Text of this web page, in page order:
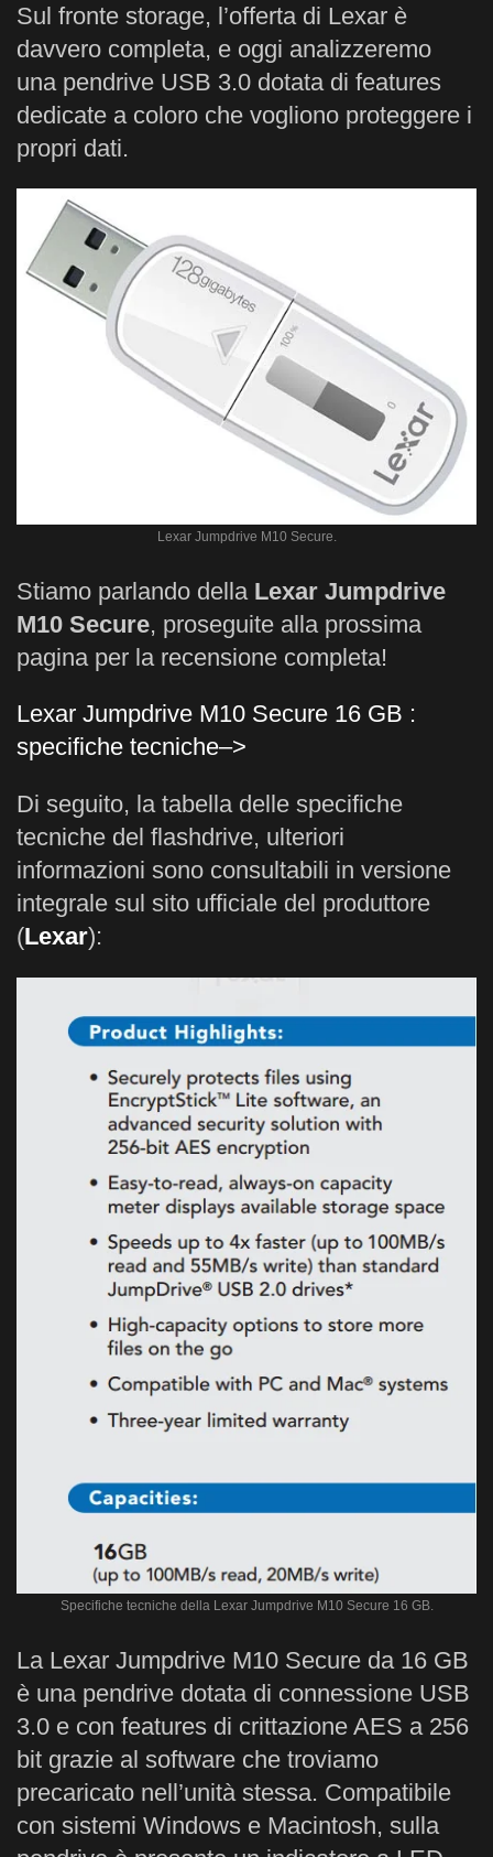
Sul fronte storage, l’offerta di Lexar è
davvero completa, e oggi analizzeremo
una pendrive USB 3.0 dotata di features
dedicate a coloro che vogliono proteggere i
propri dati.
Lexar Jumpdrive M10 Secure.
Stiamo parlando della Lexar Jumpdrive
M10 Secure, proseguite alla prossima
pagina per la recensione completa!
Lexar Jumpdrive M10 Secure 16 GB :
specifiche tecniche–>
Di seguito, la tabella delle specifiche
tecniche del flashdrive, ulteriori
informazioni sono consultabili in versione
integrale sul sito ufficiale del produttore
(Lexar):
Specifiche tecniche della Lexar Jumpdrive M10 Secure 16 GB.
La Lexar Jumpdrive M10 Secure da 16 GB
è una pendrive dotata di connessione USB
3.0 e con features di crittazione AES a 256
bit grazie al software che troviamo
precaricato nell’unità stessa. Compatibile
con sistemi Windows e Macintosh, sulla